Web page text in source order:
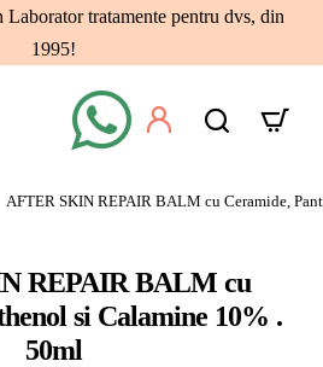
Laborator tratamente pentru dvs, din
1995!
REPAIR BALM cu
si Calamine 10% .
50ml
AFTER SKIN REPAIR BALM cu Ceramide,